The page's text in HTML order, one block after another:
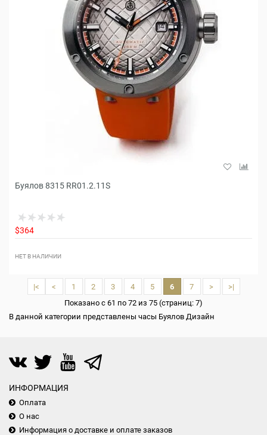
Буялов 8315 RR01.2.11S
$364
НЕТ В НАЛИЧИИ
|< < 1 2 3 4 5 6 7 >
>|
Показано с 61 по 72 из 75 (страниц: 7)
В данной категории представлены часы Буялов Дизайн
ИНФОРМАЦИЯ
Оплата
О нас
Информация о доставке и оплате заказов